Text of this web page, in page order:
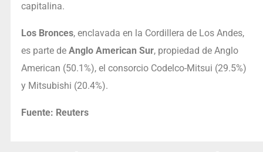
capitalina.
Los Bronces, enclavada en la Cordillera de Los Andes,
es parte de Anglo American Sur, propiedad de Anglo
American (50.1%), el consorcio Codelco-Mitsui (29.5%)
y Mitsubishi (20.4%).
Fuente: Reuters